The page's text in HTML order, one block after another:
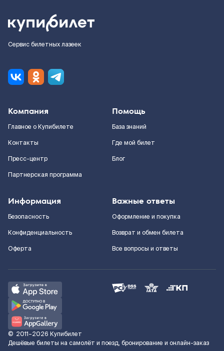
Сервис билетных лазеек
Компания
Главное о Купибилете
Контакты
Пресс-центр
Партнерская программа
Помощь
База знаний
Где мой билет
Блог
Информация
Безопасность
Конфиденциальность
Оферта
Важные ответы
Оформление и покупка
Возврат и обмен билета
Все вопросы и ответы
© 2011–2026 Купибилет
Дешёвые билеты на самолёт и поезд, бронирование и онлайн-заказ